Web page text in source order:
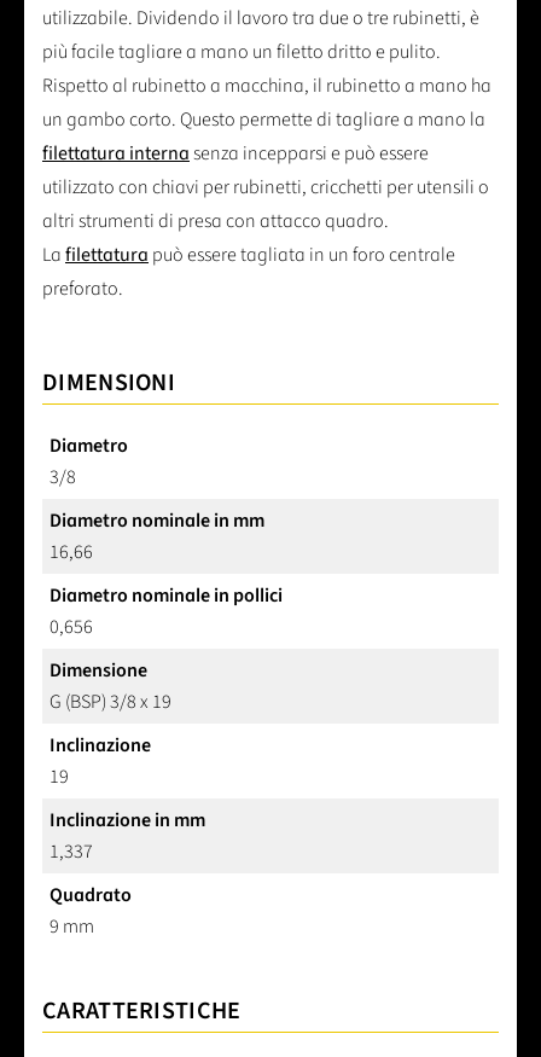
utilizzabile. Dividendo il lavoro tra due o tre rubinetti, è
più facile tagliare a mano un filetto dritto e pulito.
Rispetto al rubinetto a macchina, il rubinetto a mano ha
un gambo corto. Questo permette di tagliare a mano la
filettatura internasenza incepparsi e può essere
utilizzato con chiavi per rubinetti, cricchetti per utensili o
altri strumenti di presa con attacco quadro.
Lafilettaturapuò essere tagliata in un foro centrale
preforato.
DIMENSIONI
Diametro
3/8
Diametro nominale in mm
16,66
Diametro nominale in pollici
0,656
Dimensione
G (BSP) 3/8 x 19
Inclinazione
19
Inclinazione in mm
1,337
Quadrato
9 mm
CARATTERISTICHE